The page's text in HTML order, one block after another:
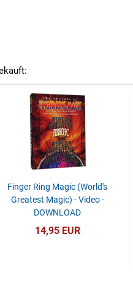
Finger Ring Magic (World's
Greatest Magic) - Video -
DOWNLOAD
14,95 EUR